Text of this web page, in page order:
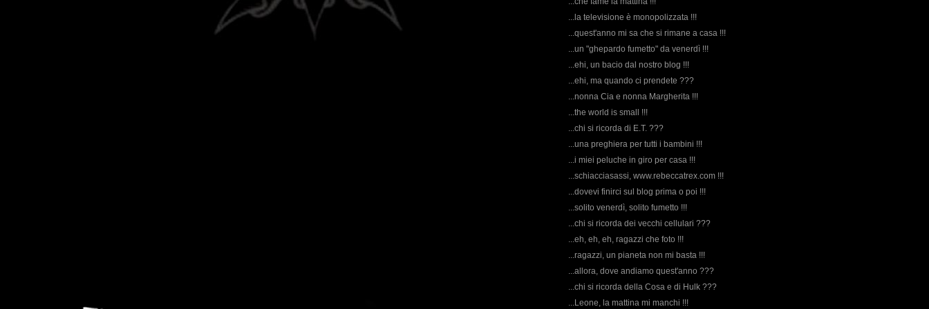
...la televisione è monopolizzata !!!
...quest'anno mi sa che si rimane a casa !!!
...un "ghepardo fumetto" da venerdì !!!
...ehi, un bacio dal nostro blog !!!
...ehi, ma quando ci prendete ???
...nonna Cia e nonna Margherita !!!
...the world is small !!!
...chi si ricorda di E.T. ???
...una preghiera per tutti i bambini !!!
...i miei peluche in giro per casa !!!
...schiacciasassi, www.rebeccatrex.com !!!
...dovevi finirci sul blog prima o poi !!!
...solito venerdì, solito fumetto !!!
...chi si ricorda dei vecchi cellulari ???
...eh, eh, eh, ragazzi che foto !!!
...ragazzi, un pianeta non mi basta !!!
...allora, dove andiamo quest'anno ???
...chi si ricorda della Cosa e di Hulk ???
...Leone, la mattina mi manchi !!!